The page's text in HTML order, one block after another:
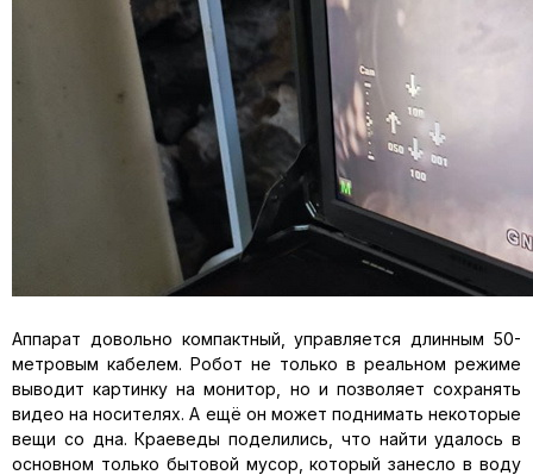
Аппарат довольно компактный, управляется длинным 50-
метровым кабелем. Робот не только в реальном режиме
выводит картинку на монитор, но и позволяет сохранять
видео на носителях. А ещё он может поднимать некоторые
вещи со дна. Краеведы поделились, что найти удалось в
основном только бытовой мусор, который занесло в воду